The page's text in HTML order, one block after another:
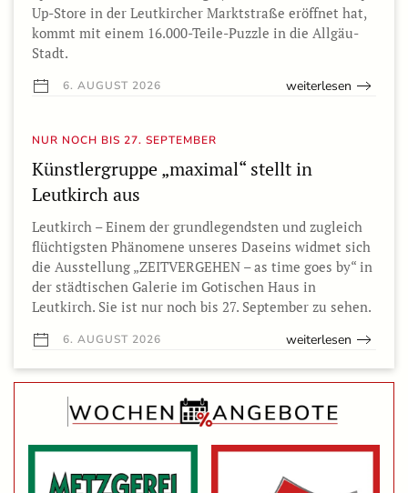
Up-Store in der Leutkircher Marktstraße eröffnet hat,
kommt mit einem 16.000-Teile-Puzzle in die Allgäu-
Stadt.
6. AUGUST 2026 weiterlesen
NUR NOCH BIS 27. SEPTEMBER
Künstlergruppe „maximal“ stellt in
Leutkirch aus
Leutkirch – Einem der grundlegendsten und zugleich
flüchtigsten Phänomene unseres Daseins widmet sich
die Ausstellung „ZEITVERGEHEN – as time goes by“ in
der städtischen Galerie im Gotischen Haus in
Leutkirch. Sie ist nur noch bis 27. September zu sehen.
6. AUGUST 2026 weiterlesen